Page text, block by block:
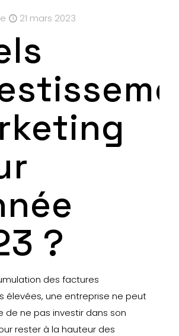
21 mars 2023
?
des factures
élevées, une entreprise ne peut
de ne pas investir dans son
rester à la hauteur des